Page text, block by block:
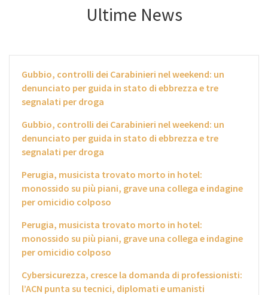
Ultime News
Gubbio, controlli dei Carabinieri nel weekend: un
denunciato per guida in stato di ebbrezza e tre
segnalati per droga
Gubbio, controlli dei Carabinieri nel weekend: un
denunciato per guida in stato di ebbrezza e tre
segnalati per droga
Perugia, musicista trovato morto in hotel:
monossido su più piani, grave una collega e indagine
per omicidio colposo
Perugia, musicista trovato morto in hotel:
monossido su più piani, grave una collega e indagine
per omicidio colposo
Cybersicurezza, cresce la domanda di professionisti:
l’ACN punta su tecnici, diplomati e umanisti